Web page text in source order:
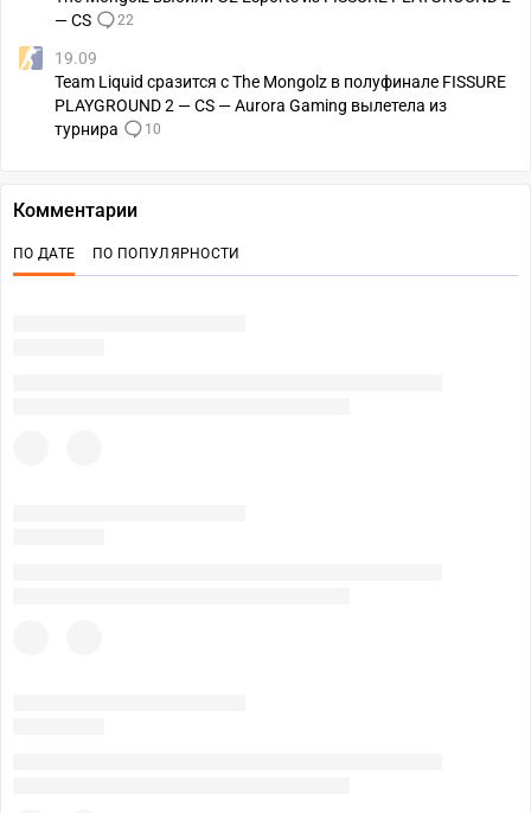
— CS
22
19.09
Team Liquid сразится с The Mongolz в полуфинале FISSURE
PLAYGROUND 2 — CS — Aurora Gaming вылетела из
турнира
10
Комментарии
ПО ДАТЕ ПО ПОПУЛЯРНОСТИ